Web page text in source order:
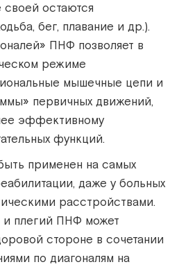
своей остаются
бег, плавание и др.).
ПНФ позволяет в
режиме
мышечные цепи и
первичных движений,
эффективному
функций.
применен на самых
даже у больных
расстройствами.
и плегий ПНФ может
стороне в сочетании
по диагоналям на